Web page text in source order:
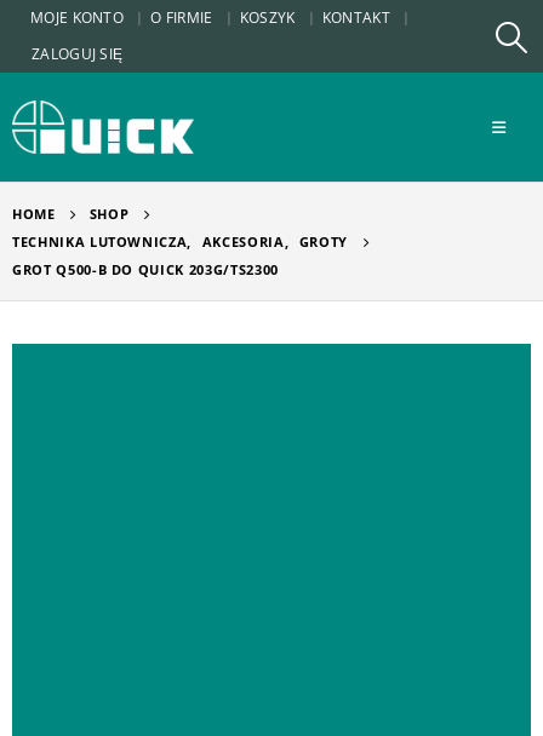
MOJE KONTO O FIRMIE KOSZYK
KONTAKT
ZALOGUJ SIĘ
HOME
SHOP
TECHNIKA LUTOWNICZA, AKCESORIA, GROTY
GROT Q500-B DO QUICK 203G/TS2300